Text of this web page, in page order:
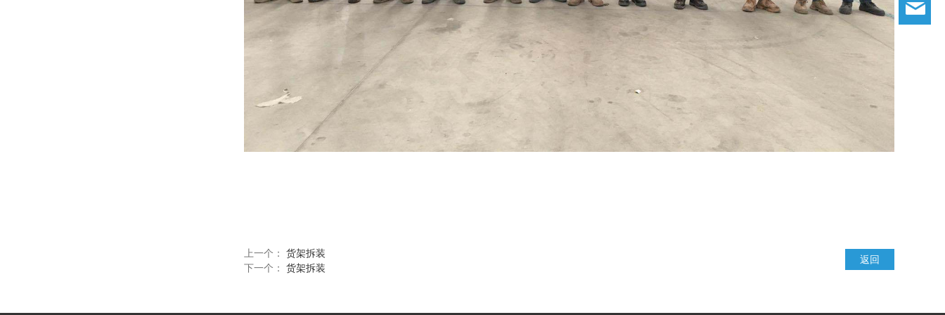
上一个： 货架拆装
下一个： 货架拆装
返回